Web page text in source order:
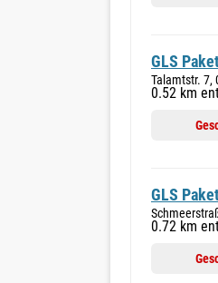
GLS
Talamtstr. 7,
0.52 km
GLS
0.72 km